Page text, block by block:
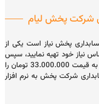
شرکت پخش لیام
پخش نیاز است یکی از
نیاز خود تهیه نمایید، سپس
بسته امکانات حسابداری پخش مویرگی به قیمت 33.000.000 تومان را
شرکت پخش به نرم افزار